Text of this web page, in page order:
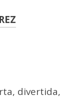
divertida,